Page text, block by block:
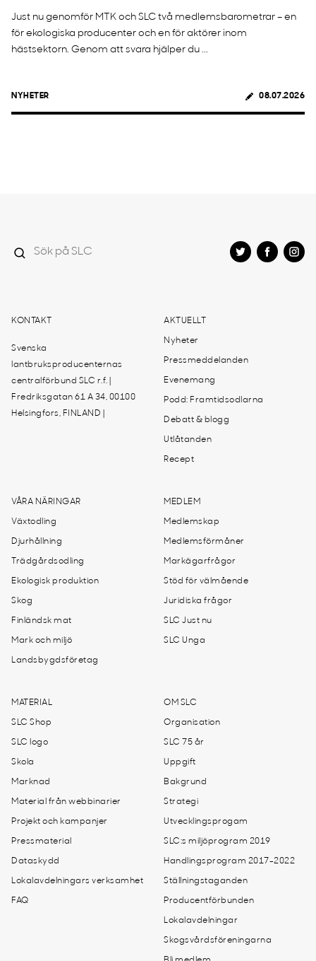
Just nu genomför MTK och SLC två medlemsbarometrar – en
för ekologiska producenter och en för aktörer inom
hästsektorn. Genom att svara hjälper du ...
NYHETER 08.07.2026
KONTAKT
Svenska
lantbruksproducenternas
centralförbund SLC r.f. |
Fredriksgatan 61 A 34, 00100
Helsingfors, FINLAND |
AKTUELLT
Nyheter
Pressmeddelanden
Evenemang
Podd: Framtidsodlarna
Debatt & blogg
Utlåtanden
Recept
VÅRA NÄRINGAR
Växtodling
Djurhållning
Trädgårdsodling
Ekologisk produktion
Skog
Finländsk mat
Mark och miljö
Landsbygdsföretag
MEDLEM
Medlemskap
Medlemsförmåner
Markägarfrågor
Stöd för välmående
Juridiska frågor
SLC Just nu
SLC Unga
MATERIAL
SLC Shop
SLC logo
Skola
Marknad
Material från webbinarier
Projekt och kampanjer
Pressmaterial
Dataskydd
Lokalavdelningars verksamhet
FAQ
OM SLC
Organisation
SLC 75 år
Uppgift
Bakgrund
Strategi
Utvecklingsprogam
SLC:s miljöprogram 2019
Handlingsprogram 2017-2022
Ställningstaganden
Producentförbunden
Lokalavdelningar
Skogsvårdsföreningarna